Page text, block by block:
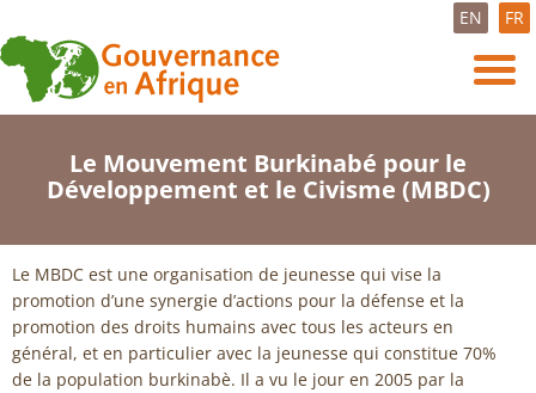
EN FR
Le Mouvement Burkinabé pour le
Développement et le Civisme (MBDC)
Le MBDC est une organisation de jeunesse qui vise la
promotion d’une synergie d’actions pour la défense et la
promotion des droits humains avec tous les acteurs en
général, et en particulier avec la jeunesse qui constitue 70%
de la population burkinabè. Il a vu le jour en 2005 par la